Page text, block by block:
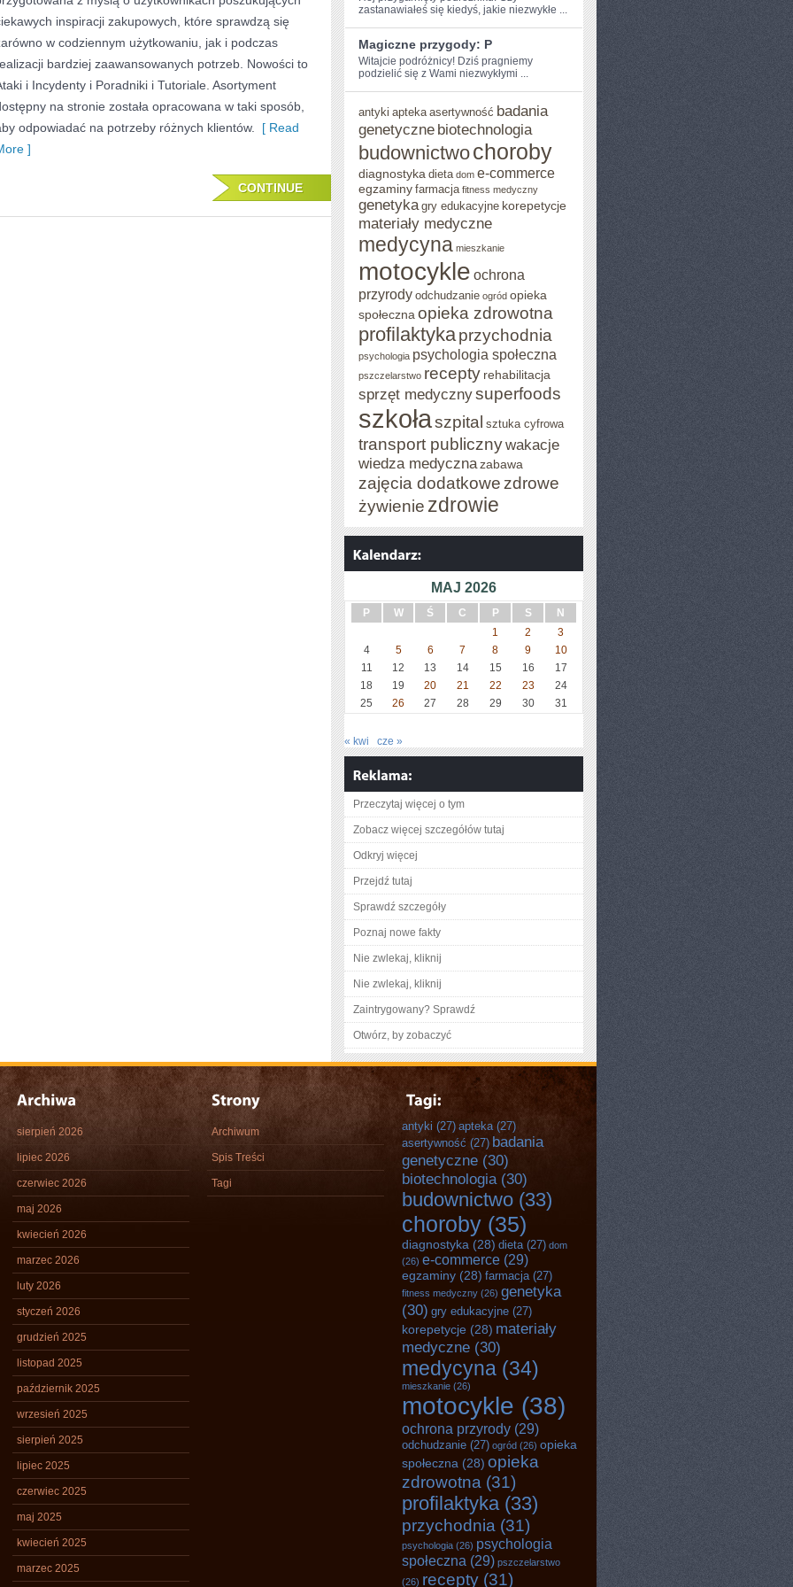
inspiracji zakupowych, które sprawdzą się
w codziennym użytkowaniu, jak i podczas
bardziej zaawansowanych potrzeb. Nowości to
i Incydenty i Poradniki i Tutoriale. Asortyment
na stronie została opracowana w taki sposób,
odpowiadać na potrzeby różnych klientów.
[ Read
]
CONTINUE
zastanawiałeś‌ się kiedyś, jakie niezwykłe ...
Magiczne przygody: P
Witajcie podróżnicy! Dziś pragniemy
podzielić się z Wami niezwykłymi ...
antyki apteka asertywność badania
genetyczne biotechnologia
budownictwochoroby
diagnostyka dieta dom e-commerce
egzaminy farmacja fitness medyczny
genetyka gry edukacyjne korepetycje
materiały medyczne
medycyna mieszkanie
motocykle ochrona
przyrody odchudzanie ogród opieka
społeczna opieka zdrowotna
profilaktykaprzychodnia
psychologia psychologia społeczna
pszczelarstwo recepty rehabilitacja
sprzęt medycznysuperfoods
szkołaszpital sztuka cyfrowa
transport publicznywakacje
wiedza medycznazabawa
zajęcia dodatkowe zdrowe
żywienie zdrowie
MAJ 2026
P W Ś C P S
N
1
2
3
4
5 6 7 8 9
10
11
12 13 14 15 16
17
18
19 20 21 22 23
24
25
26 27 28 29 30 31
« kwi cze »
Przeczytaj więcej o tym
Zobacz więcej szczegółów tutaj
Odkryj więcej
Przejdź tutaj
Sprawdź szczegóły
Poznaj nowe fakty
Nie zwlekaj, kliknij
Nie zwlekaj, kliknij
Zaintrygowany? Sprawdź
Otwórz, by zobaczyć
sierpień 2026
lipiec 2026
czerwiec 2026
maj 2026
kwiecień 2026
marzec 2026
luty 2026
styczeń 2026
grudzień 2025
listopad 2025
październik 2025
wrzesień 2025
sierpień 2025
lipiec 2025
czerwiec 2025
maj 2025
kwiecień 2025
marzec 2025
Archiwum
Spis Treści
Tagi
antyki (27) apteka(27)
asertywność (27) badania
genetyczne (30)
biotechnologia(30)
budownictwo (33)
choroby (35)
diagnostyka (28) dieta(27) dom
(26) e-commerce (29)
egzaminy (28) farmacja(27)
fitness medyczny (26) genetyka
(30) gry edukacyjne (27)
korepetycje (28) materiały
medyczne (30)
medycyna (34)
mieszkanie (26)
motocykle (38)
ochrona przyrody (29)
odchudzanie (27) ogród (26) opieka
społeczna (28) opieka
zdrowotna (31)
profilaktyka(33)
przychodnia (31)
psychologia (26) psychologia
społeczna (29) pszczelarstwo
(26) recepty (31)